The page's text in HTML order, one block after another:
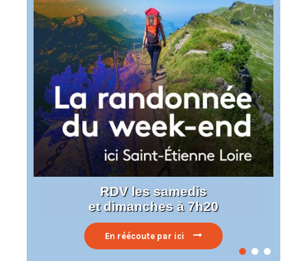
En réécoute par ici
RDV les samedis
et dimanches à 7h20